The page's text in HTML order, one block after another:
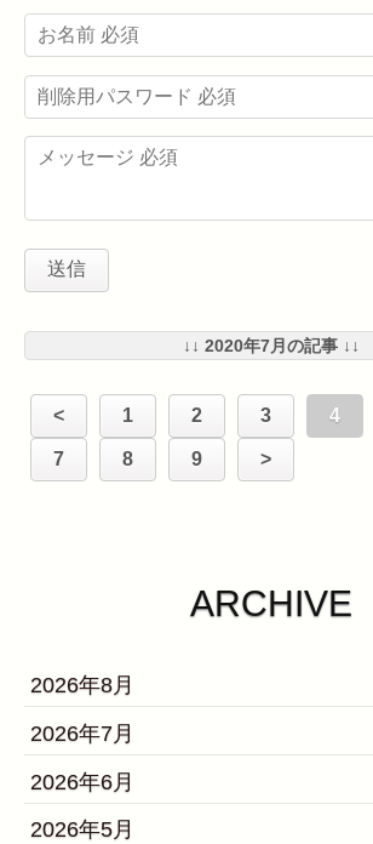
↓↓ 2020年7月の記事 ↓↓
< 1 2 3 4
7 8 9 >
ARCHIVE
2026年8月
2026年7月
2026年6月
2026年5月